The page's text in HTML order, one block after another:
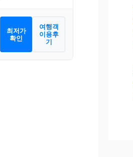
최저가
확인
여행객
이용후
기